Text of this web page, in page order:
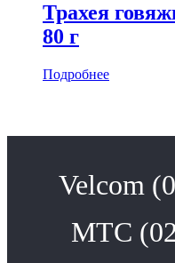
Трахея
80 г
Подробнее
Velcom
МТС